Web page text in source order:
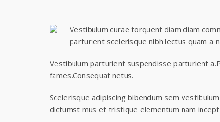
Vestibulum curae torquent diam diam
parturient scelerisque nibh lectus quam a
Vestibulum parturient suspendisse parturient
fames.Consequat netus.
Scelerisque adipiscing bibendum sem
dictumst mus et tristique elementum nam